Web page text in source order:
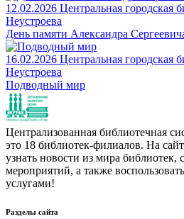
12.02.2026 Центральная городская
Неустроева
День памяти Александра
16.02.2026 Центральная городская
Неустроева
Подводный мир
Централизованная библиотечная
это 18 библиотек-филиалов. На
узнать новости из мира библиотек,
мероприятий, а также
услугами!
Разделы сайта